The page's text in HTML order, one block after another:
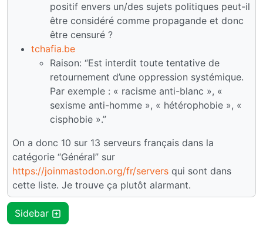
positif envers un/des sujets politiques peut-il
être considéré comme propagande et donc
être censuré ?
tchafia.be
Raison: “Est interdit toute tentative de
retournement d’une oppression systémique.
Par exemple : « racisme anti-blanc », «
sexisme anti-homme », « hétérophobie », «
cisphobie ».”
On a donc 10 sur 13 serveurs français dans la
catégorie “Général” sur
https://joinmastodon.org/fr/servers qui sont dans
cette liste. Je trouve ça plutôt alarmant.
Sidebar